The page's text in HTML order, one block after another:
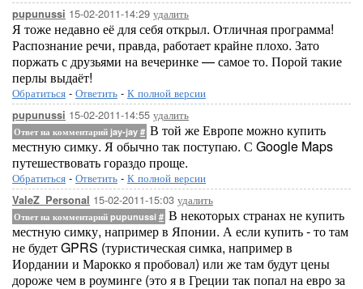
pupunussi 15-02-2011-14:29 удалить
Я тоже недавно её для себя открыл. Отличная программа!
Распознание речи, правда, работает крайне плохо. Зато
поржать с друзьями на вечеринке — самое то. Порой такие
перлы выдаёт!
Обратиться - Ответить - К полной версии
pupunussi 15-02-2011-14:55 удалить
Ответ на комментарий jay-jay # В той же Европе можно купить
местную симку. Я обычно так поступаю. С Google Maps
путешествовать гораздо проще.
Обратиться - Ответить - К полной версии
ValeZ_Personal 15-02-2011-15:03 удалить
Ответ на комментарий pupunussi # В некоторых странах не купить
местную симку, например в Японии. А если купить - то там
не будет GPRS (туристическая симка, например в
Иордании и Марокко я пробовал) или же там будут цены
дороже чем в роуминге (это я в Греции так попал на евро за